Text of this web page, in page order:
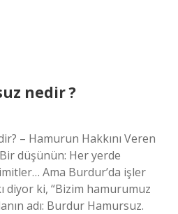
nedir ?
– Hamurun Hakkını Veren
düşünün: Her yerde
Ama Burdur’da işler
diyor ki, “Bizim hamurumuz
adı: Burdur Hamursuz.